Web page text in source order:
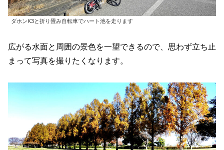
ダホンK3と折り畳み自転車でハート池を走ります
広がる水面と周囲の景色を一望できるので、思わず立ち止
まって写真を撮りたくなります。